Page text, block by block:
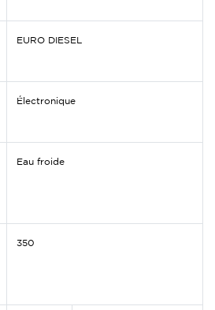
EURO DIESEL
Électronique
Eau froide
350